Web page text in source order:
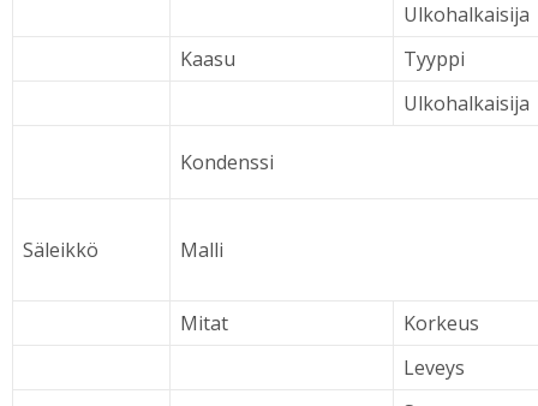
Ulkohalkaisija
Kaasu
Tyyppi
Ulkohalkaisija
Kondenssi
Säleikkö Malli
Mitat
Korkeus
Leveys